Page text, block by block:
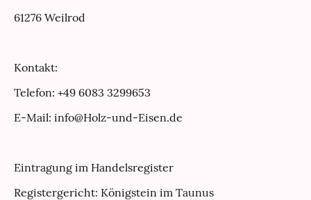
61276 Weilrod
Kontakt:
Telefon: +49 6083 3299653
E-Mail: info@Holz-und-Eisen.de
Eintragung im Handelsregister
Registergericht: Königstein im Taunus